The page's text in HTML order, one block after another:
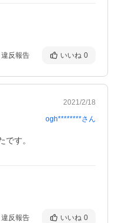
違反報告 いいね 0
2021/2/18
ogh********さん
す。
違反報告 いいね 0